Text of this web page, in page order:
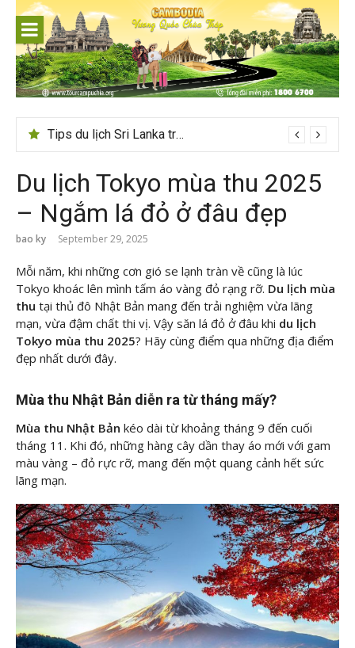
content
Tips du lịch Sri Lanka trọn vẹn cho người mới
24h ở Thụy Sĩ nên đi đâu, chơi gì?
Du lịch Tokyo mùa thu 2025
– Ngắm lá đỏ ở đâu đẹp
bao ky September 29, 2025
Mỗi năm, khi những cơn gió se lạnh tràn về cũng là lúc
Tokyo khoác lên mình tấm áo vàng đỏ rạng rỡ. Du lịch mùa
thu tại thủ đô Nhật Bản mang đến trải nghiệm vừa lãng
mạn, vừa đậm chất thi vị. Vậy săn lá đỏ ở đâu khi du lịch
Tokyo mùa thu 2025? Hãy cùng điểm qua những địa điểm
đẹp nhất dưới đây.
Mùa thu Nhật Bản diễn ra từ tháng mấy?
Mùa thu Nhật Bản kéo dài từ khoảng tháng 9 đến cuối
tháng 11. Khi đó, những hàng cây dần thay áo mới với gam
màu vàng – đỏ rực rỡ, mang đến một quang cảnh hết sức
lãng mạn.